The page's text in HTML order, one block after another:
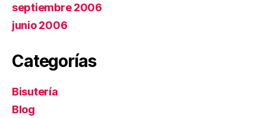
septiembre 2006
junio 2006
Categorías
Bisutería
Blog